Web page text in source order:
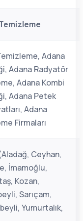
Adana
Adana Radyatör
Adana Kombi
Adana Petek
Adana
Firmaları
Ceyhan,
İmamoğlu,
Kozan,
Sarıçam,
Yumurtalık,